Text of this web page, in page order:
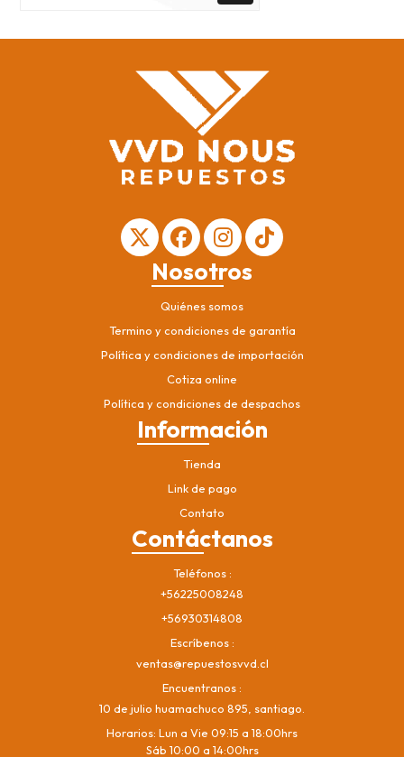
Nosotros
Quiénes somos
Termino y condiciones de garantía
Política y condiciones de importación
Cotiza online
Política y condiciones de despachos
Información
Tienda
Link de pago
Contato
Contáctanos
Teléfonos
+56225008248
+56930314808
Escríbenos
ventas@repuestosvvd.cl
Encuentranos
10 de julio huamachuco 895, santiago.
Horarios: Lun a Vie 09:15 a 18:00hrs
Sáb 10:00 a 14:00hrs